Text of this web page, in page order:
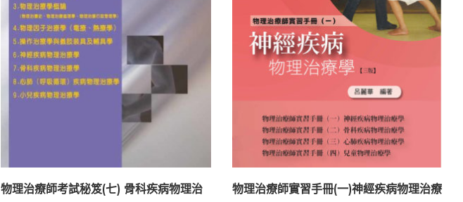
物理治療師考試秘笈(七) 骨科疾病物理治
物理治療師實習手冊(一)神經疾病物理治療